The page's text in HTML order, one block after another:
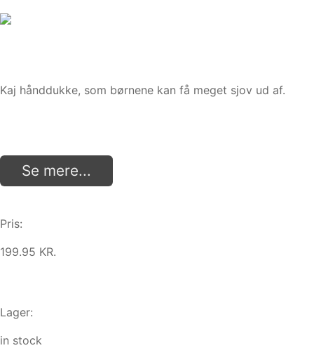
Kaj hånddukke, som børnene kan få meget sjov ud af.
Se mere...
Pris:
199.95 KR.
Lager:
in stock